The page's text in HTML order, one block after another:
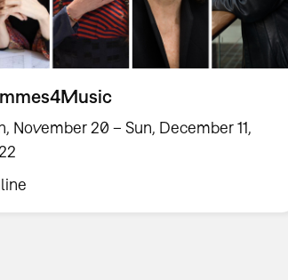
November 20 – Sun, December 11,